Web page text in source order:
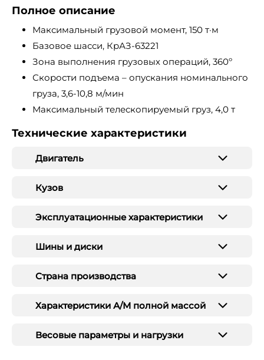
Полное описание
Максимальный грузовой момент, 150 т·м
Базовое шасси, КрАЗ-63221
Зона выполнения грузовых операций, 360º
Скорости подъема – опускания номинального
груза, 3,6-10,8 м/мин
Максимальный телескопируемый груз, 4,0 т
Технические характеристики
Двигатель
Кузов
Эксплуатационные характеристики
Шины и диски
Страна производства
Характеристики А/М полной массой
Весовые параметры и нагрузки